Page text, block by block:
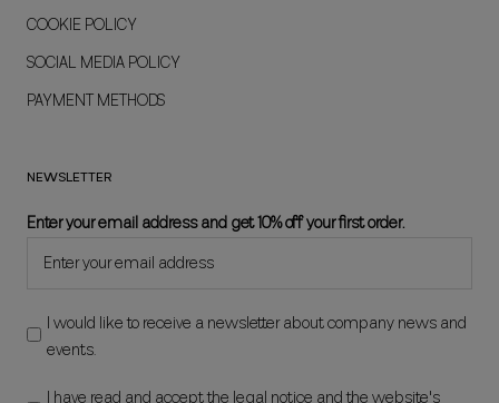
COOKIE POLICY
SOCIAL MEDIA POLICY
PAYMENT METHODS
NEWSLETTER
Enter your email address and get 10% off your first order.
I would like to receive a newsletter about company news and
events.
I have read and accept the legal notice and the website's